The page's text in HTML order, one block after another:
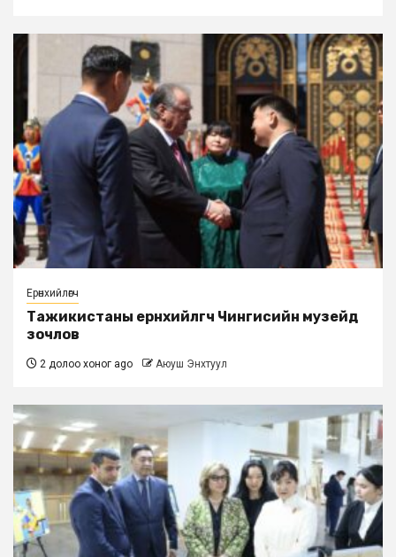
Ерөнхийлөгч
Тажикистаны ерөнхийлөгч Чингисийн музейд
зочлов
2 долоо хоног ago Аюуш Энхтуул